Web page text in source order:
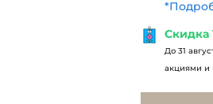
*
Скидка
До 31
акциями и